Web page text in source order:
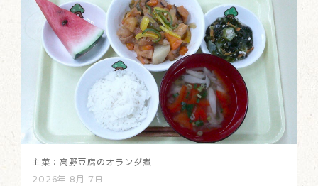
主菜：高野豆腐のオランダ煮
2026年 8月 7日